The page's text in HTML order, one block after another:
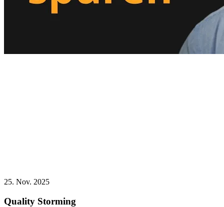
25. Nov. 2025
Quality Storming